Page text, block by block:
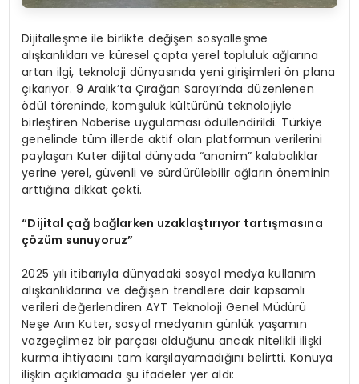
Dijitalleşme ile birlikte değişen sosyalleşme
alışkanlıkları ve küresel çapta yerel topluluk ağlarına
artan ilgi, teknoloji dünyasında yeni girişimleri ön plana
çıkarıyor. 9 Aralık’ta Çırağan Sarayı’nda düzenlenen
ödül töreninde, komşuluk kültürünü teknolojiyle
birleştiren Naberise uygulaması ödüllendirildi. Türkiye
genelinde tüm illerde aktif olan platformun verilerini
paylaşan Kuter dijital dünyada “anonim” kalabalıklar
yerine yerel, güvenli ve sürdürülebilir ağların öneminin
arttığına dikkat çekti.
“Dijital çağ bağlarken uzaklaştırıyor tartışmasına
çözüm sunuyoruz”
2025 yılı itibarıyla dünyadaki sosyal medya kullanım
alışkanlıklarına ve değişen trendlere dair kapsamlı
verileri değerlendiren AYT Teknoloji Genel Müdürü
Neşe Arın Kuter, sosyal medyanın günlük yaşamın
vazgeçilmez bir parçası olduğunu ancak nitelikli ilişki
kurma ihtiyacını tam karşılayamadığını belirtti. Konuya
ilişkin açıklamada şu ifadeler yer aldı: